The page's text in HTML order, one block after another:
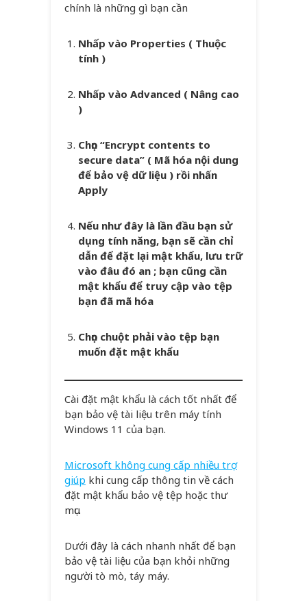
chính là những gì bạn cần
Nhấp vào Properties ( Thuộc
tính )
Nhấp vào Advanced ( Nâng cao
)
Chọn “Encrypt contents to
secure data” ( Mã hóa nội dung
để bảo vệ dữ liệu ) rồi nhấn
Apply
Nếu như đây là lần đầu bạn sử
dụng tính năng, bạn sẽ cần chỉ
dẫn để đặt lại mật khẩu, lưu trữ
vào đâu đó an ; bạn cũng cần
mật khẩu để truy cập vào tệp
bạn đã mã hóa
Chọn chuột phải vào tệp bạn
muốn đặt mật khẩu
Cài đặt mật khẩu là cách tốt nhất để
bạn bảo vệ tài liệu trên máy tính
Windows 11 của bạn.
Microsoft không cung cấp nhiều trợ
giúp khi cung cấp thông tin về cách
đặt mật khẩu bảo vệ tệp hoặc thư
mục.
Dưới đây là cách nhanh nhất để bạn
bảo vệ tài liệu của bạn khỏi những
người tò mò, táy máy.